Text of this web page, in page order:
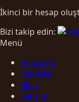
İkinci bir hesap
Bizi takip edin:
Menü
Anasayfa
Servisler
Blog
İletişim